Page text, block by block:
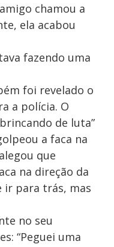
chamou a
ela acabou
fazendo uma
foi revelado o
a polícia. O
de luta”
a faca na
que
na direção da
ir para trás, mas
no seu
“Peguei uma